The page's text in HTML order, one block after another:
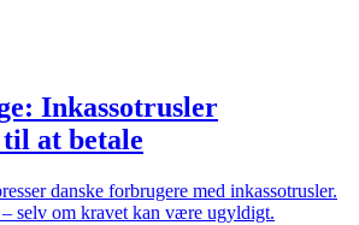
Inkassotrusler
at betale
danske forbrugere med inkassotrusler.
selv om kravet kan være ugyldigt.